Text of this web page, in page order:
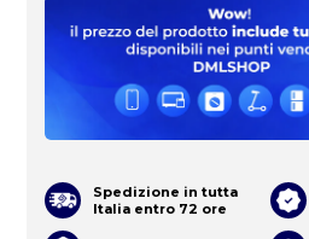
Spedizione in tutta
Italia entro 72 ore